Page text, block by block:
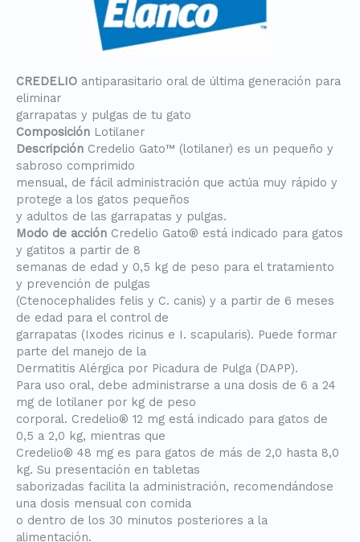
CREDELIO antiparasitario oral de última generación para
eliminar
garrapatas y pulgas de tu gato
Composición Lotilaner
Descripción Credelio Gato™ (lotilaner) es un pequeño y
sabroso comprimido
mensual, de fácil administración que actúa muy rápido y
protege a los gatos pequeños
y adultos de las garrapatas y pulgas.
Modo de acción Credelio Gato® está indicado para gatos
y gatitos a partir de 8
semanas de edad y 0,5 kg de peso para el tratamiento
y prevención de pulgas
(Ctenocephalides felis y C. canis) y a partir de 6 meses
de edad para el control de
garrapatas (Ixodes ricinus e I. scapularis). Puede formar
parte del manejo de la
Dermatitis Alérgica por Picadura de Pulga (DAPP).
Para uso oral, debe administrarse a una dosis de 6 a 24
mg de lotilaner por kg de peso
corporal. Credelio® 12 mg está indicado para gatos de
0,5 a 2,0 kg, mientras que
Credelio® 48 mg es para gatos de más de 2,0 hasta 8,0
kg. Su presentación en tabletas
saborizadas facilita la administración, recomendándose
una dosis mensual con comida
o dentro de los 30 minutos posteriores a la
alimentación.